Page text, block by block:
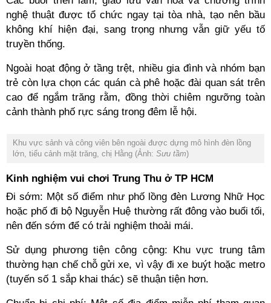
nghệ thuật được tổ chức ngay tại tòa nhà, tạo nên bầu
không khí hiện đại, sang trọng nhưng vẫn giữ yếu tố
truyền thống.
Ngoài hoạt động ở tầng trệt, nhiều gia đình và nhóm bạn
trẻ còn lựa chọn các quán cà phê hoặc đài quan sát trên
cao để ngắm trăng rằm, đồng thời chiêm ngưỡng toàn
cảnh thành phố rực sáng trong đêm lễ hội.
Khu vực sảnh và công viên bên ngoài được dựng mô hình đèn lồng
lớn, tiểu cảnh mặt trăng, chị Hằng (Ảnh: Sưu tầm)
Kinh nghiệm vui chơi Trung Thu ở TP HCM
Đi sớm: Một số điểm như phố lồng đèn Lương Nhữ Học
hoặc phố đi bộ Nguyễn Huệ thường rất đông vào buổi tối,
nên đến sớm để có trải nghiệm thoải mái.
Sử dụng phương tiện công cộng: Khu vực trung tâm
thường hạn chế chỗ gửi xe, vì vậy đi xe buýt hoặc metro
(tuyến số 1 sắp khai thác) sẽ thuận tiện hơn.